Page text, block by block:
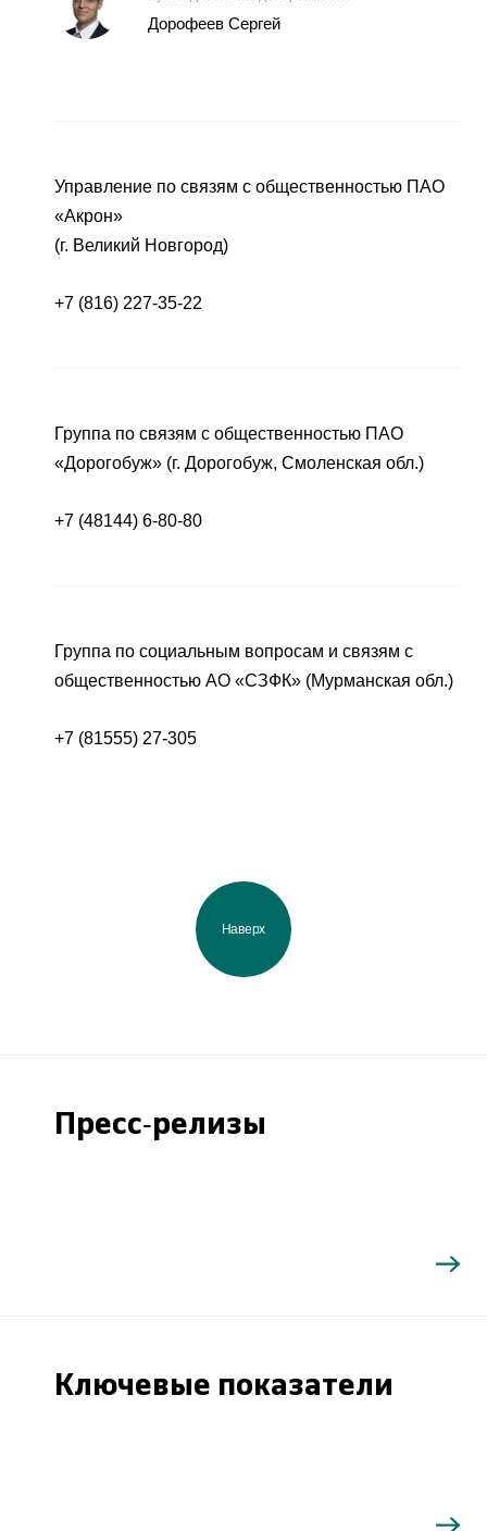
Дорофеев Сергей
Управление по связям с общественностью ПАО
«Акрон»
(г. Великий Новгород)
+7 (816) 227-35-22
Группа по связям с общественностью ПАО
«Дорогобуж» (г. Дорогобуж, Смоленская обл.)
+7 (48144) 6-80-80
Группа по социальным вопросам и связям с
общественностью АО «СЗФК» (Мурманская обл.)
+7 (81555) 27-305
Наверх
Пресс-релизы
Ключевые показатели